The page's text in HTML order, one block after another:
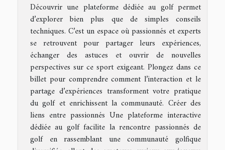
Découvrir une plateforme dédiée au golf permet
d’explorer bien plus que de simples conseils
techniques. C’est un espace où passionnés et experts
se retrouvent pour partager leurs expériences,
échanger des astuces et ouvrir de nouvelles
perspectives sur ce sport exigeant. Plongez dans ce
billet pour comprendre comment l’interaction et le
partage d’expériences transforment votre pratique
du golf et enrichissent la communauté. Créer des
liens entre passionnés Une plateforme interactive
dédiée au golf facilite la rencontre passionnés de
golf en rassemblant une communauté golfique